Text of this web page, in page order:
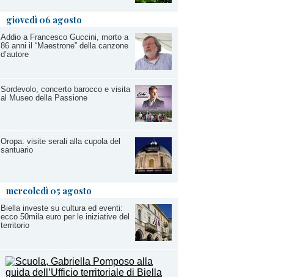
giovedì 06 agosto
Addio a Francesco Guccini, morto a
86 anni il “Maestrone” della canzone
d’autore
Sordevolo, concerto barocco e visita
al Museo della Passione
Oropa: visite serali alla cupola del
santuario
mercoledì 05 agosto
Biella investe su cultura ed eventi:
ecco 50mila euro per le iniziative del
territorio